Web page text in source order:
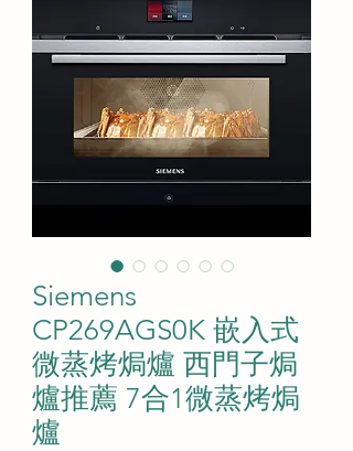
Siemens
CP269AGS0K 嵌入式
微蒸烤焗爐 西門子焗
爐推薦 7合1微蒸烤焗
爐